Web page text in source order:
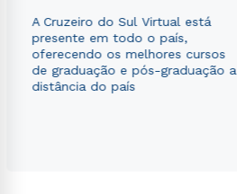
A Cruzeiro do Sul Virtual está
presente em todo o país,
oferecendo os melhores cursos
de graduação e pós-graduação a
distância do país